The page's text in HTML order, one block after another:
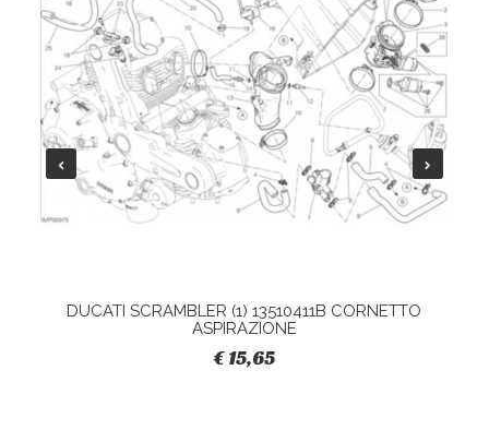
DUCATI SCRAMBLER (1) 13510411B CORNETTO
ASPIRAZIONE
€ 15,65